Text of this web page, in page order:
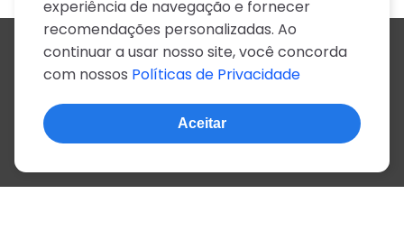
Todos os artistas
A
B C D E F G H I J
N
O P Q R S T U V W X
Z
0-9
© 2022, mais de 2 milhões de cifras e letras
experiência de navegação e fornecer
recomendações personalizadas. Ao
continuar a usar nosso site, você concorda
com nossos Políticas de Privacidade
Aceitar